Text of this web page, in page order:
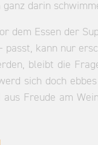
darin
dem Essen der
kann nur
bleibt die
sich doch
Freude am